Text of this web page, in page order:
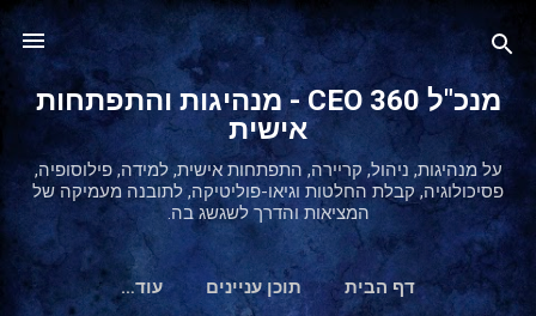
דילוג לתוכן הראשי
מנכ"ל 360 CEO - מנהיגות והתפתחות
אישית
על מנהיגות, ניהול, קריירה, התפתחות אישית, למידה, פילוסופיה,
פסיכולוגיה, קבלת החלטות וגיאו-פוליטיקה, לתובנה מעמיקה של
המציאות והדרך לשגשג בה.
דף הבית תוכן עניינים ‏עוד…